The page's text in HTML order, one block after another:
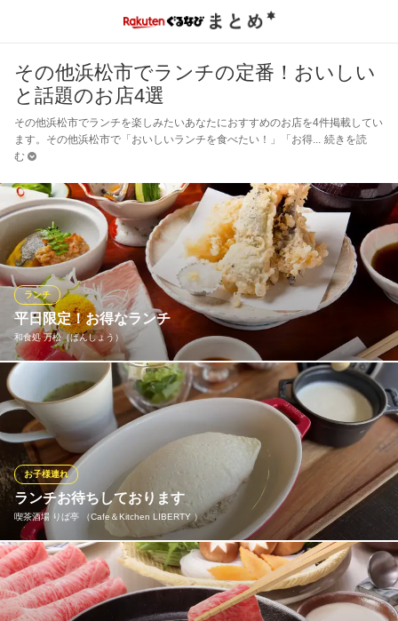
その他浜松市でランチの定番！おいしい
と話題のお店4選
その他浜松市でランチを楽しみたいあなたにおすすめのお店を4件掲載してい
ます。その他浜松市で「おいしいランチを食べたい！」「お得
続きを読
む
平日限定！お得なランチ
和食処 万松（ばんしょう）
ランチ
平日のお昼限定で、品数豊富・ボリューム満点の定食メニューを
多数ご用意しております。定番のランチ以外にも、その日の仕入
れで替わるお楽しみランチも950円（税込）～1,300円で各種多数
ございます。 お仕事の合間のランチやランチ会などにもおすすめ
です。
おすすめランチメニュー
万松定食
950円(税込)
とんかつライス
950円(税込)
ランチお待ちしております
喫茶酒場 りば亭 （Cafe＆Kitchen LIBERTY ）
お子様連れ
真っ白に焼き上げたたまごが印象的…！珍しい白い卵のオムライ
スプレートです。ふわとろに焼き上げた卵のおいしさもさること
ながら、見た目の可愛さも人気の秘密。